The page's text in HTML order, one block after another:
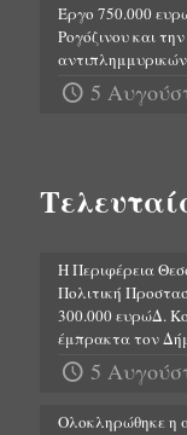
Έργο 750.000
Ρογόζινου και
5
Η Περιφέρεια
Πολιτική
300.000 ευρώΔ.
έμπρακτα τον
5
Ολοκληρώθηκε η